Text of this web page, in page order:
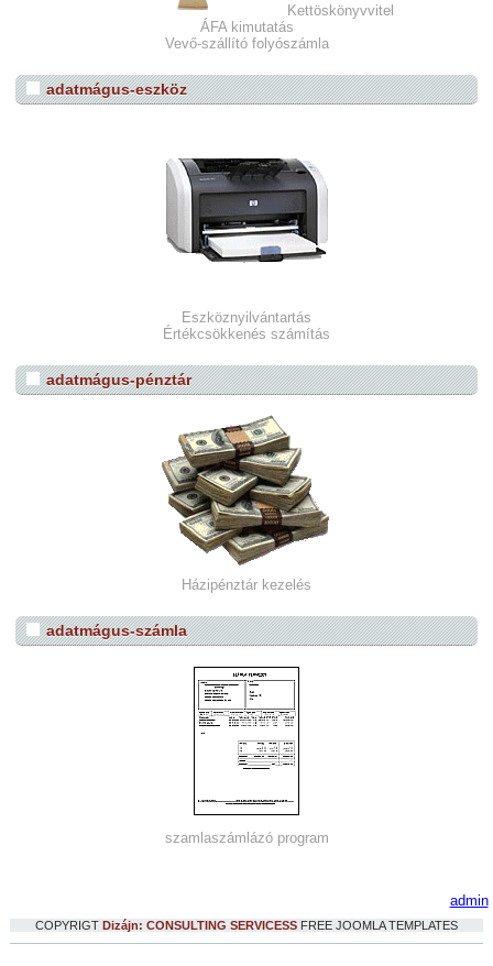
Kettöskönyvvitel
ÁFA kimutatás
Vevő-szállító folyószámla
adatmágus-eszköz
Eszköznyilvántartás
Értékcsökkenés számítás
adatmágus-pénztár
Házipénztár kezelés
adatmágus-számla
szamlaszámlázó program
admin
COPYRIGT Dizájn: CONSULTING SERVICESS FREE JOOMLA TEMPLATES